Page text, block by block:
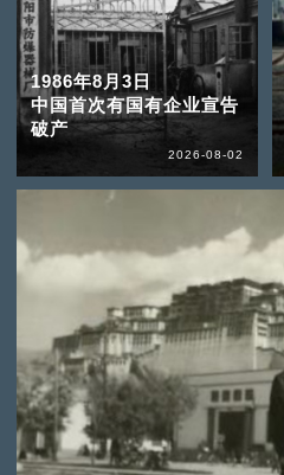
1986年8月3日
中国首次有国有企业宣告
破产
2026-08-02